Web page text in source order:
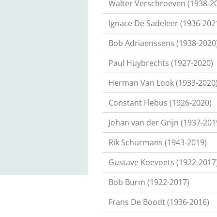
Walter Verschroeven (1938-
Ignace De Sadeleer (1936-
Bob Adriaenssens (1938-
Paul Huybrechts (1927-2020)
Herman Van Look (1933-2020)
Constant Flebus (1926-2020)
Johan van der Grijn (1937-
Rik Schurmans (1943-2019)
Gustave Koevoets (1922-
Bob Burm (1922-2017)
Frans De Boodt (1936-2016)